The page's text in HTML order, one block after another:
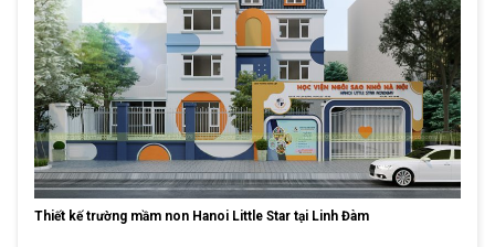
Thiết kế trường mầm non Hanoi Little Star tại Linh Đàm